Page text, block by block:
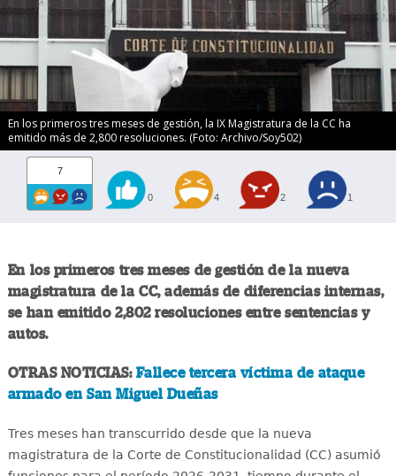
En los primeros tres meses de gestión, la IX Magistratura de la CC ha
emitido más de 2,800 resoluciones. (Foto: Archivo/Soy502)
7
0 4 2 1
En los primeros tres meses de gestión de la nueva
magistratura de la CC, además de diferencias internas,
se han emitido 2,802 resoluciones entre sentencias y
autos.
OTRAS NOTICIAS: Fallece tercera víctima de ataque
armado en San Miguel Dueñas
Tres meses han transcurrido desde que la nueva
magistratura de la Corte de Constitucionalidad (CC) asumió